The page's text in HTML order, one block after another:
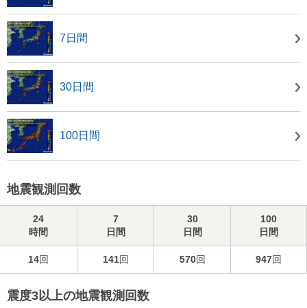
7日間
30日間
100日間
地震観測回数
24
時間
7
日間
30
日間
100
日間
14回 141回 570回 947回
震度3以上の地震観測回数